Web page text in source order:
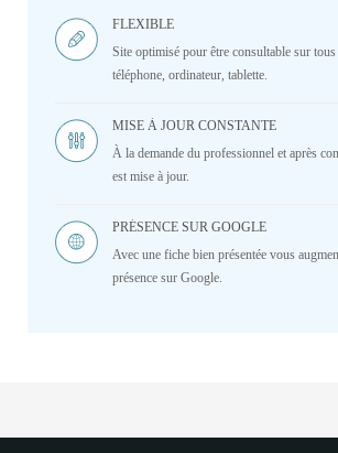
FLEXIBLE
Site optimisé pour être consultable sur
téléphone, ordinateur, tablette.
MISE À JOUR CONSTANTE
À la demande du professionnel et après
est mise à jour.
PRÉSENCE SUR GOOGLE
Avec une fiche bien présentée vous
présence sur Google.